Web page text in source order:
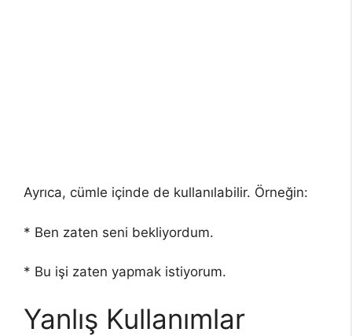
Ayrıca, cümle içinde de kullanılabilir. Örneğin:
* Ben zaten seni bekliyordum.
* Bu işi zaten yapmak istiyorum.
Yanlış Kullanımlar